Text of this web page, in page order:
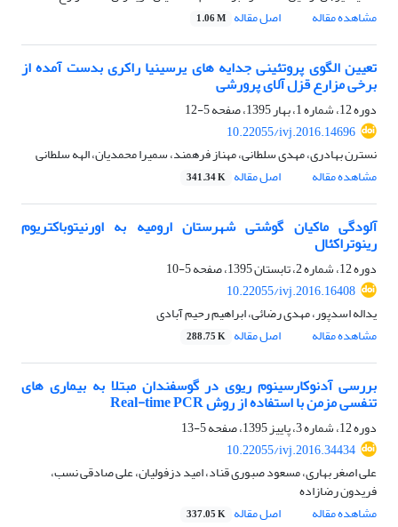
مشاهده مقاله
اصل مقاله 1.06 M
تعیین الگوی پروتئینی جدایه های یرسینیا راکری بدست آمده از
برخی مزارع قزل آلای پرورشی
دوره 12، شماره 1، بهار 1395، صفحه
5-12
10.22055/ivj.2016.14696
نسترن بهادری، مهدی سلطانی، مهناز فرهمند، سمیرا محمدیان، الهه سلطانی
مشاهده مقاله
اصل مقاله 341.34 K
آلودگی ماکیان گوشتی شهرستان ارومیه به اورنیتوباکتریوم
رینوتراکئال
دوره 12، شماره 2، تابستان 1395، صفحه
5-10
10.22055/ivj.2016.16408
یداله اسدپور، مهدی رضائی، ابراهیم رحیم آبادی
مشاهده مقاله
اصل مقاله 288.75 K
بررسی آدنوکارسینوم ریوی در گوسفندان مبتلا به بیماری های
تنفسی مزمن با استفاده از روش Real-time PCR
دوره 12، شماره 3، پاییز 1395، صفحه
5-13
10.22055/ivj.2016.34434
علی اصغر بهاری، مسعود صبوری قناد، امید دزفولیان، علی صادقی نسب،
فریدون رضازاده
مشاهده مقاله
اصل مقاله 337.05 K